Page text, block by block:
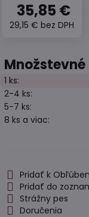
35,85 €
29,15 € bez DPH
1 ks:
2-4 ks:
5-7 ks:
8 ks a viac:
Pridať k
Pridať do
Strážny pes
Doručenia